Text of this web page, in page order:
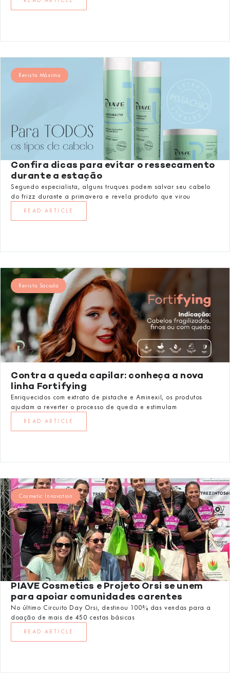
Revista Máxima
Confira dicas para evitar o ressecamento
durante a estação
Segundo especialista, alguns truques podem salvar seu cabelo
do frizz durante a primavera e revela produto que virou
READ ARTICLE
Revista Sacada
Contra a queda capilar: conheça a nova
linha Fortifying
Enriquecidos com extrato de pistache e Aminexil, os produtos
ajudam a reverter o processo de queda e estimulam
READ ARTICLE
Cosmetic Innovation
PIAVE Cosmetics e Projeto Orsi se unem
para apoiar comunidades carentes
No último Circuito Day Orsi, destinou 100% das vendas para a
doação de mais de 450 cestas básicas
READ ARTICLE